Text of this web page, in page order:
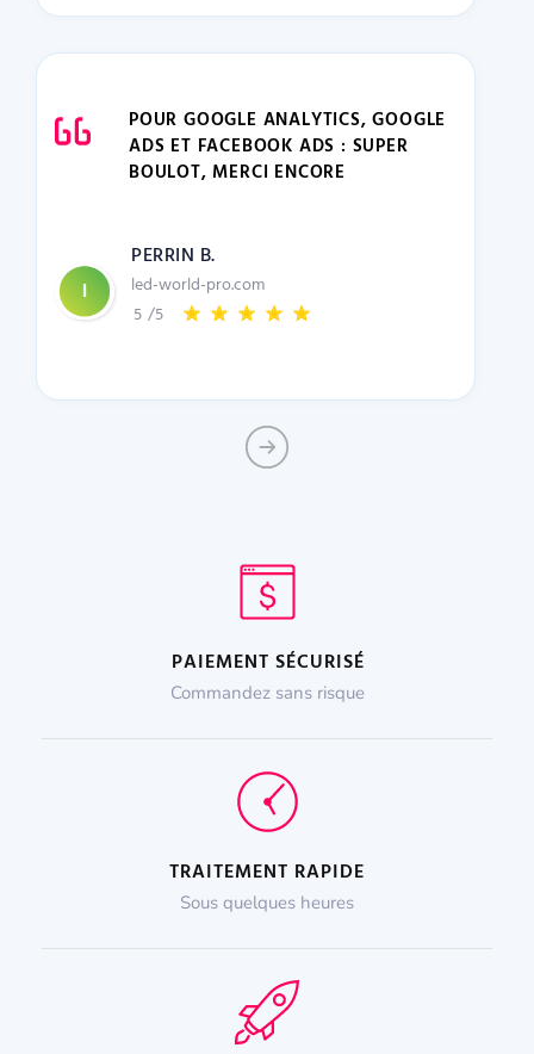
POUR GOOGLE ANALYTICS, GOOGLE
ADS ET FACEBOOK ADS : SUPER
BOULOT, MERCI ENCORE
PERRIN B.
led-world-pro.com
5 /5
PAIEMENT SÉCURISÉ
Commandez sans risque
TRAITEMENT RAPIDE
Sous quelques heures